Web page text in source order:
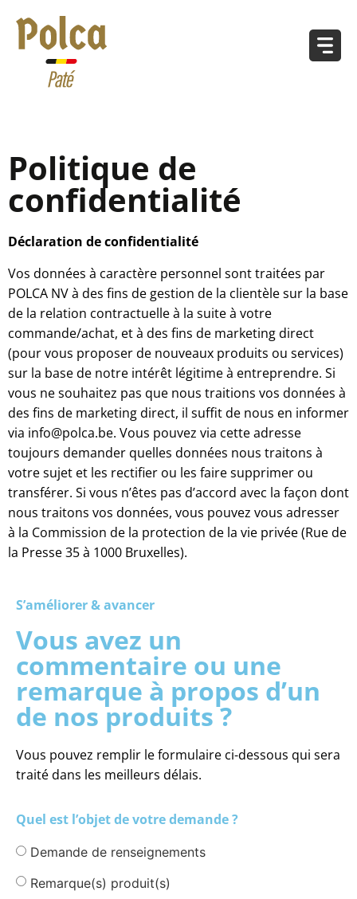
Politique de
confidentialité
Déclaration de confidentialité
Vos données à caractère personnel sont traitées par
POLCA NV à des fins de gestion de la clientèle sur la base
de la relation contractuelle à la suite à votre
commande/achat, et à des fins de marketing direct
(pour vous proposer de nouveaux produits ou services)
sur la base de notre intérêt légitime à entreprendre. Si
vous ne souhaitez pas que nous traitions vos données à
des fins de marketing direct, il suffit de nous en informer
via info@polca.be. Vous pouvez via cette adresse
toujours demander quelles données nous traitons à
votre sujet et les rectifier ou les faire supprimer ou
transférer. Si vous n’êtes pas d’accord avec la façon dont
nous traitons vos données, vous pouvez vous adresser
à la Commission de la protection de la vie privée (Rue de
la Presse 35 à 1000 Bruxelles).
S’améliorer & avancer
Vous avez un
commentaire ou une
remarque à propos d’un
de nos produits ?
Vous pouvez remplir le formulaire ci-dessous qui sera
traité dans les meilleurs délais.
Quel est l’objet de votre demande ?
Demande de renseignements
Remarque(s) produit(s)